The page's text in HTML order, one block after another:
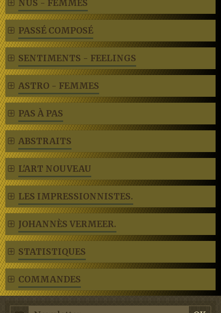
NUS - FEMMES
PASSÉ COMPOSÉ
SENTIMENTS - FEELINGS
ASTRO - FEMMES
PAS À PAS
ABSTRAITS
L'ART NOUVEAU
LES IMPRESSIONNISTES.
JOHANNÈS VERMEER.
STATISTIQUES
COMMANDES